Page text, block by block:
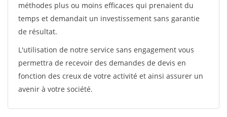
méthodes plus ou moins efficaces qui prenaient du
temps et demandait un investissement sans garantie
de résultat.
L'utilisation de notre service sans engagement vous
permettra de recevoir des demandes de devis en
fonction des creux de votre activité et ainsi assurer un
avenir à votre société.